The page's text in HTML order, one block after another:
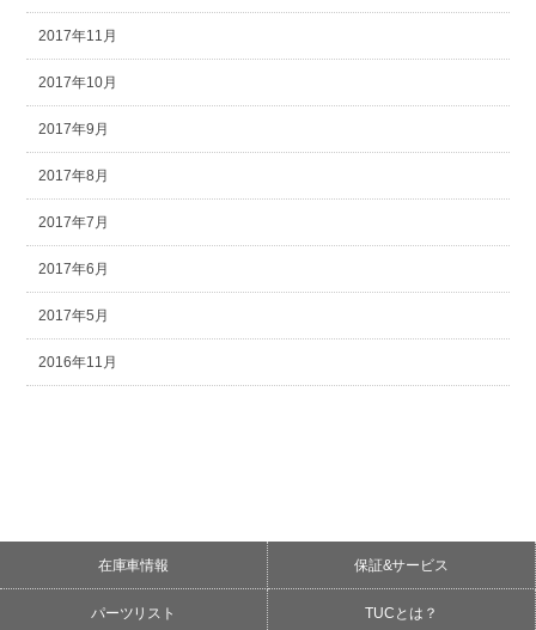
2017年11月
2017年10月
2017年9月
2017年8月
2017年7月
2017年6月
2017年5月
2016年11月
在庫車情報 保証&サービス
パーツリスト TUCとは？